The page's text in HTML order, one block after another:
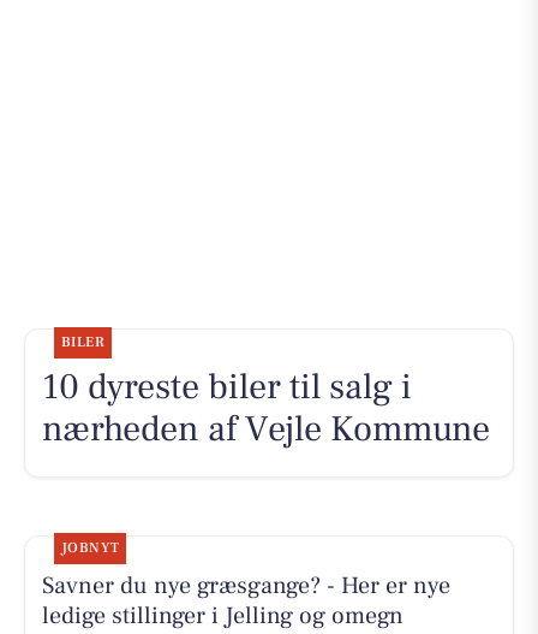
BILER
10 dyreste biler til salg i
nærheden af Vejle Kommune
JOBNYT
Savner du nye græsgange? - Her er nye
ledige stillinger i Jelling og omegn